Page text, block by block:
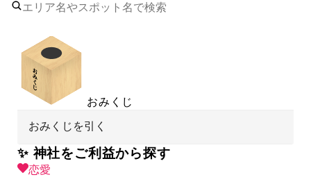
おみくじ
おみくじを引く
✨ 神社をご利益から探す
恋愛